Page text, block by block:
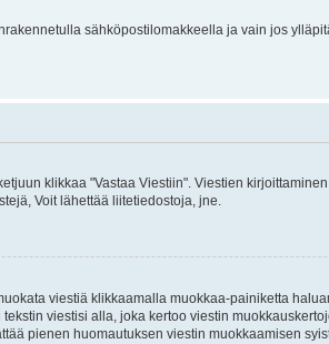
sähköpostilomakkeella ja vain jos
klikkaa "Vastaa Viestiin". Viestien
Voit lähettää liitetiedostoja, jne.
viestiä klikkaamalla muokkaa-painiketta
viestisi alla, joka kertoo viestin
pienen huomautuksen viestin muokkaamisen